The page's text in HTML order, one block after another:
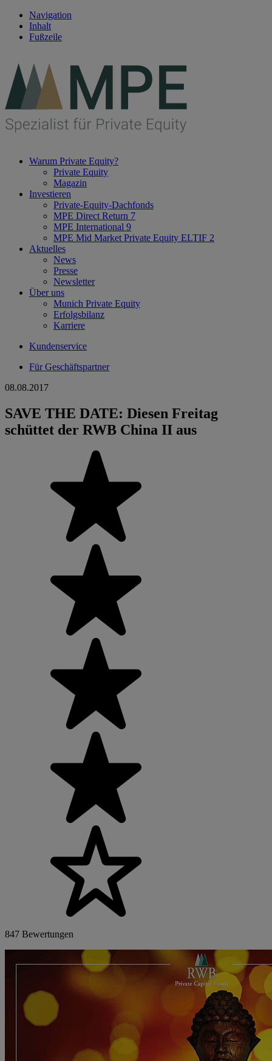
Navigation
Inhalt
Fußzeile
Warum Private Equity?
Private Equity
Magazin
Investieren
Private-Equity-Dachfonds
MPE Direct Return 7
MPE International 9
MPE Mid Market Private Equity ELTIF 2
Aktuelles
News
Presse
Newsletter
Über uns
Munich Private Equity
Erfolgsbilanz
Karriere
Kundenservice
Für Geschäftspartner
08.08.2017
SAVE THE DATE: Diesen Freitag
schüttet der RWB China II aus
847 Bewertungen